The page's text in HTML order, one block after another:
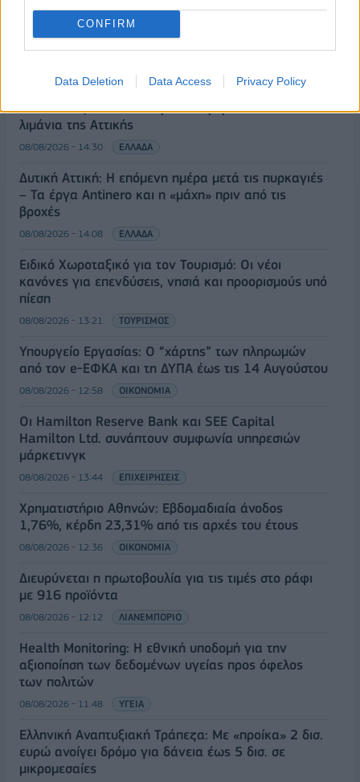
CONFIRM
Data Deletion Data Access Privacy Policy
ΡΟΗ ΕΙΔΗΣΕΩΝ
Κορυφώνεται η έξοδος του Αυγούστου – Πάνω από
56.000 επιβάτες αναχωρούν σήμερα από τα
λιμάνια της Αττικής
08/08/2026 - 14:30 ΕΛΛΑΔΑ
Δυτική Αττική: Η επόμενη ημέρα μετά τις πυρκαγιές
– Τα έργα Antinero και η «μάχη» πριν από τις
βροχές
08/08/2026 - 14:08 ΕΛΛΑΔΑ
Ειδικό Χωροταξικό για τον Τουρισμό: Οι νέοι
κανόνες για επενδύσεις, νησιά και προορισμούς υπό
πίεση
08/08/2026 - 13:21 ΤΟΥΡΙΣΜΟΣ
Υπουργείο Εργασίας: Ο “χάρτης” των πληρωμών
από τον e-ΕΦΚΑ και τη ΔΥΠΑ έως τις 14 Αυγούστου
08/08/2026 - 12:58 ΟΙΚΟΝΟΜΙΑ
Οι Hamilton Reserve Bank και SEE Capital
Hamilton Ltd. συνάπτουν συμφωνία υπηρεσιών
μάρκετινγκ
08/08/2026 - 13:44 ΕΠΙΧΕΙΡΗΣΕΙΣ
Χρηματιστήριο Αθηνών: Εβδομαδιαία άνοδος
1,76%, κέρδη 23,31% από τις αρχές του έτους
08/08/2026 - 12:36 ΟΙΚΟΝΟΜΙΑ
Διευρύνεται η πρωτοβουλία για τις τιμές στο ράφι
με 916 προϊόντα
08/08/2026 - 12:12 ΛΙΑΝΕΜΠΟΡΙΟ
Health Monitoring: Η εθνική υποδομή για την
αξιοποίηση των δεδομένων υγείας προς όφελος
των πολιτών
08/08/2026 - 11:48 ΥΓΕΙΑ
Ελληνική Αναπτυξιακή Τράπεζα: Με «προίκα» 2 δισ.
ευρώ ανοίγει δρόμο για δάνεια έως 5 δισ. σε
μικρομεσαίες